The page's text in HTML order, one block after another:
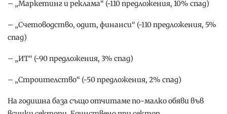
– „Маркетинг и реклама“ (-110 предложения, 10% спад)
– „Счетоводство, одит, финанси“ (-110 предложения, 5%
спад)
– „ИТ“ (-90 предложения, 3% спад)
– „Строителство“ (-50 предложения, 2% спад)
На годишна база също отчитаме по-малко обяви във